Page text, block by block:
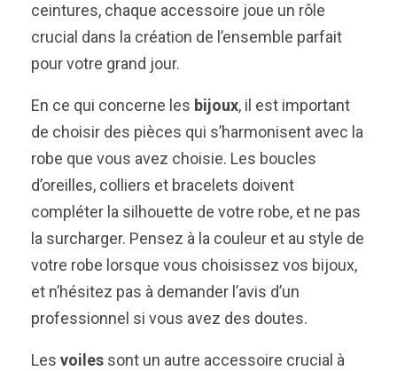
ceintures, chaque accessoire joue un rôle
crucial dans la création de l’ensemble parfait
pour votre grand jour.
En ce qui concerne les bijoux, il est important
de choisir des pièces qui s’harmonisent avec la
robe que vous avez choisie. Les boucles
d’oreilles, colliers et bracelets doivent
compléter la silhouette de votre robe, et ne pas
la surcharger. Pensez à la couleur et au style de
votre robe lorsque vous choisissez vos bijoux,
et n’hésitez pas à demander l’avis d’un
professionnel si vous avez des doutes.
Les voiles sont un autre accessoire crucial à